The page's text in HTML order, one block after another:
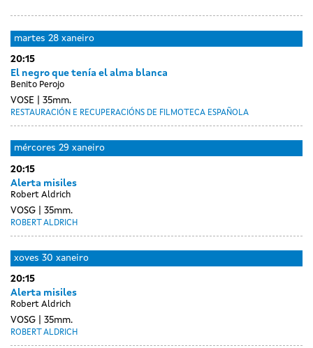
luns
27
xaneiro
Day
without
sessions
martes 28 xaneiro
20:15
El negro que tenía el alma blanca
Benito Perojo
VOSE 35mm.
RESTAURACIÓN E RECUPERACIÓNS DE FILMOTECA ESPAÑOLA
mércores 29 xaneiro
20:15
Alerta misiles
Robert Aldrich
VOSG 35mm.
ROBERT ALDRICH
xoves 30 xaneiro
20:15
Alerta misiles
Robert Aldrich
VOSG 35mm.
ROBERT ALDRICH